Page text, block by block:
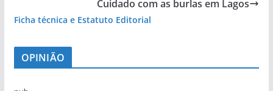
Cuidado com as burlas em Lagos
Ficha técnica e Estatuto Editorial
OPINIÃO